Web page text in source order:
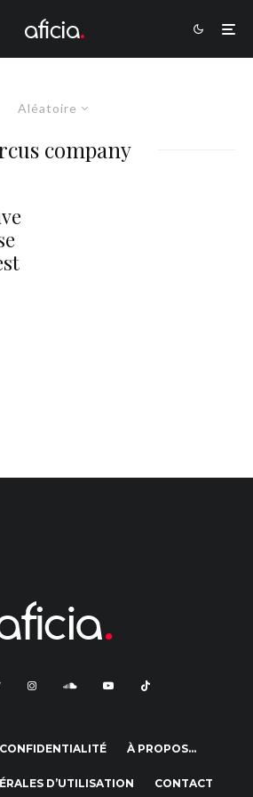
Aléatoire
company
À PROPOS…
D’UTILISATION CONTACT